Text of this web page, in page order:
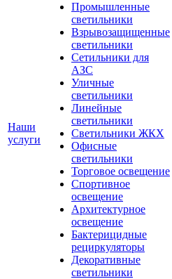
Наши
услуги
Промышленные
светильники
Взрывозащищенные
светильники
Сетильники для
АЗС
Уличные
светильники
Линейные
светильники
Светильники ЖКХ
Офисные
светильники
Торговое освещение
Спортивное
освещение
Архитектурное
освещение
Бактерицидные
рециркуляторы
Декоративные
светильники